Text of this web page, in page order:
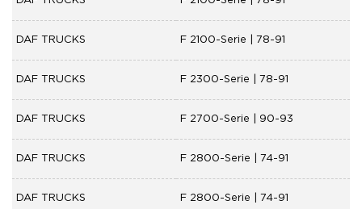
DAF TRUCKS F 2100-Serie | 78-91
DAF TRUCKS F 2300-Serie | 78-91
DAF TRUCKS F 2700-Serie | 90-93
DAF TRUCKS F 2800-Serie | 74-91
DAF TRUCKS F 2800-Serie | 74-91